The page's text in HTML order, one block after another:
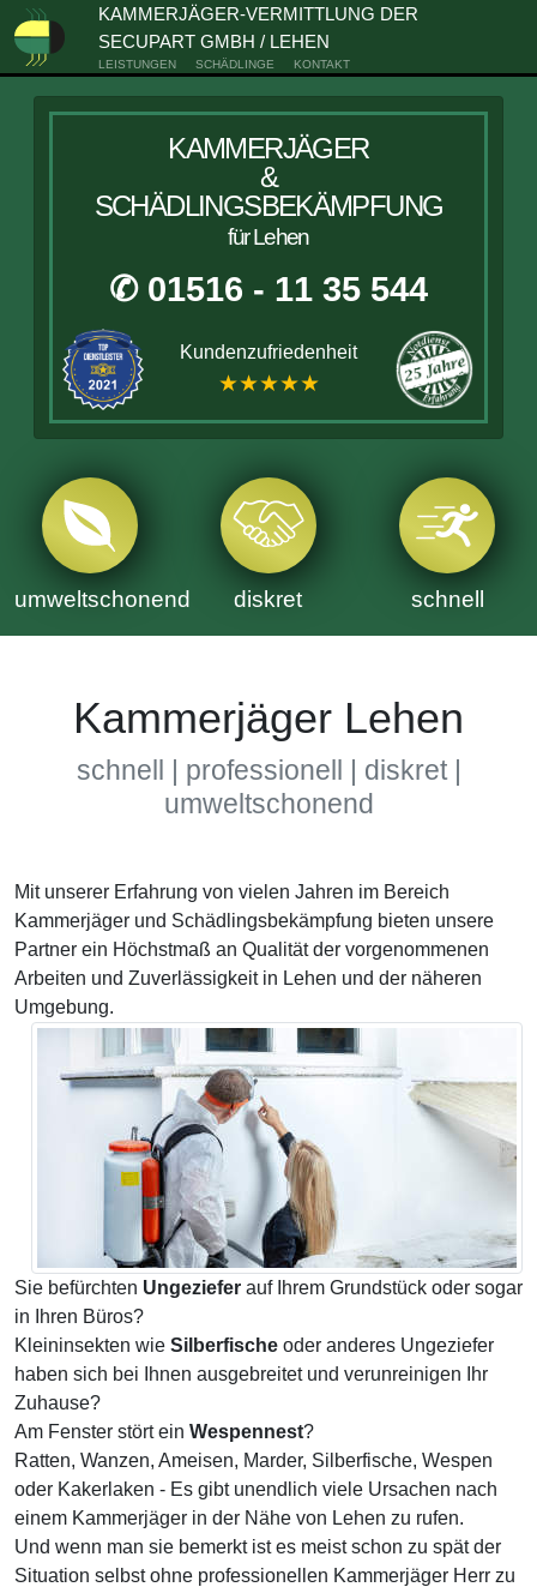
KAMMERJÄGER-VERMITTLUNG DER
SECUPART GMBH / LEHEN
LEISTUNGEN SCHÄDLINGE KONTAKT
KAMMERJÄGER
&
SCHÄDLINGSBEKÄMPFUNG
für Lehen
✆ 01516 - 11 35 544
Kundenzufriedenheit
★★★★★
umweltschonend diskret schnell
Kammerjäger Lehen
schnell | professionell | diskret |
umweltschonend
Mit unserer Erfahrung von vielen Jahren im Bereich
Kammerjäger und Schädlingsbekämpfung bieten unsere
Partner ein Höchstmaß an Qualität der vorgenommenen
Arbeiten und Zuverlässigkeit in Lehen und der näheren
Umgebung.
Sie befürchten Ungeziefer auf Ihrem Grundstück oder sogar
in Ihren Büros?
Kleininsekten wie Silberfische oder anderes Ungeziefer
haben sich bei Ihnen ausgebreitet und verunreinigen Ihr
Zuhause?
Am Fenster stört ein Wespennest?
Ratten, Wanzen, Ameisen, Marder, Silberfische, Wespen
oder Kakerlaken - Es gibt unendlich viele Ursachen nach
einem Kammerjäger in der Nähe von Lehen zu rufen.
Und wenn man sie bemerkt ist es meist schon zu spät der
Situation selbst ohne professionellen Kammerjäger Herr zu